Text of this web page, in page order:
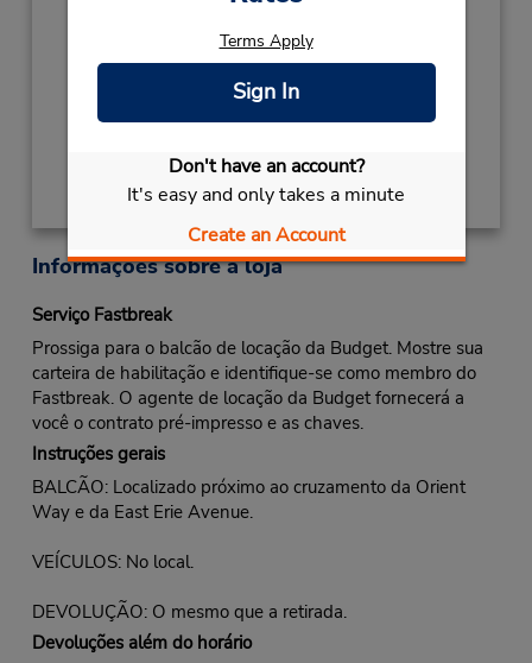
Terms Apply
Sign In
Don't have an account?
It's easy and only takes a minute
Create an Account
NEW YEARS DAYJaneiro 1 closed
Local de entrega das chaves
Obter instruções de caminho
Informações sobre a loja
Serviço Fastbreak
Prossiga para o balcão de locação da Budget. Mostre sua
carteira de habilitação e identifique-se como membro do
Fastbreak. O agente de locação da Budget fornecerá a
você o contrato pré-impresso e as chaves.
Instruções gerais
BALCÃO: Localizado próximo ao cruzamento da Orient
Way e da East Erie Avenue.
VEÍCULOS: No local.
DEVOLUÇÃO: O mesmo que a retirada.
Devoluções além do horário